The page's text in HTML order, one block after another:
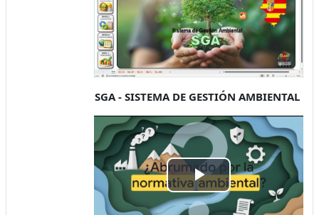
SGA - SISTEMA DE GESTIÓN AMBIENTAL
Reproducir